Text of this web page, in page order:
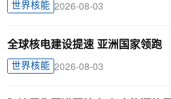
世界核能 2026-08-03
全球核电建设提速 亚洲国家领跑
世界核能 2026-08-03